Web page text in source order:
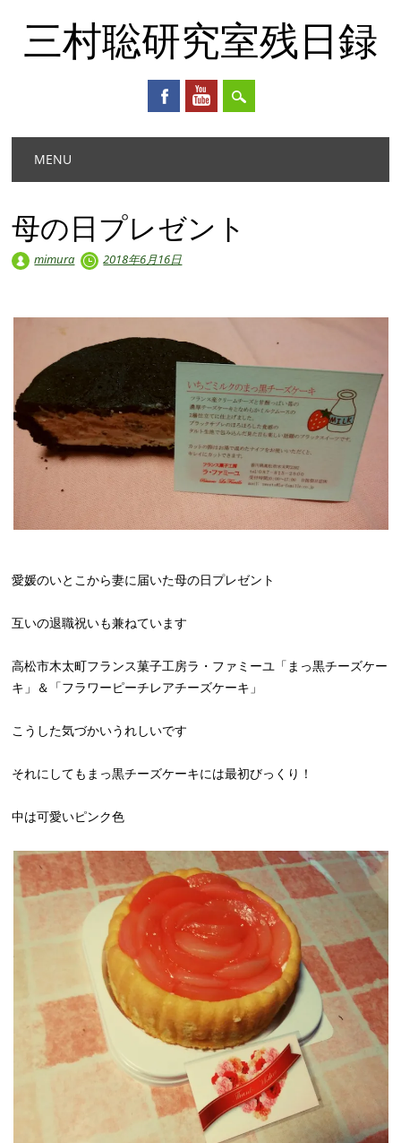
三村聡研究室残日録
Main menu
MENU
母の日プレゼント
mimura 2018年6月16日
愛媛のいとこから妻に届いた母の日プレゼント
互いの退職祝いも兼ねています
高松市木太町フランス菓子工房ラ・ファミーユ「まっ黒チーズケー
キ」＆「フラワーピーチレアチーズケーキ」
こうした気づかいうれしいです
それにしてもまっ黒チーズケーキには最初びっくり！
中は可愛いピンク色